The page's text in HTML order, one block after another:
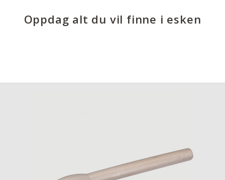
Oppdag alt du vil finne i esken